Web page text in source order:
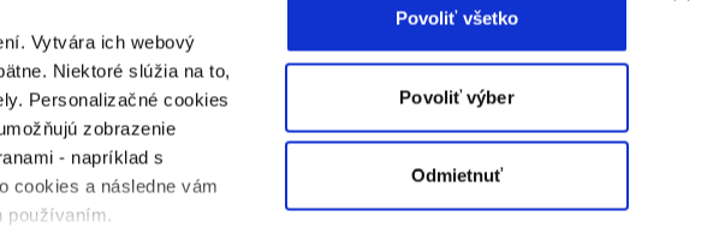
Vytvára ich webový
Niektoré slúžia na to,
Personalizačné cookies
zobrazenie
- napríklad s
cookies a následne vám
používaním.
Povoliť všetko
Povoliť výber
Odmietnuť
Nezáväzná cenová
ponuka